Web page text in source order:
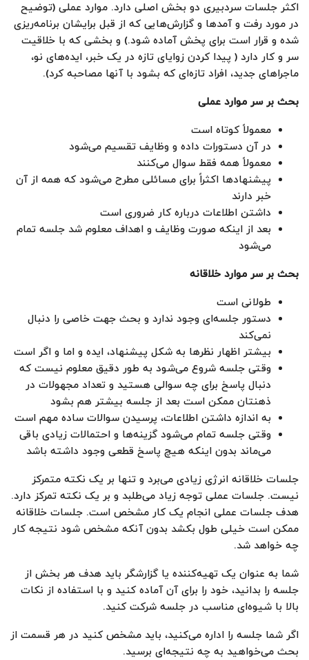
اکثر جلسات سردبیری دو بخش اصلی دارد. موارد عملی (توضیح
در مورد رفت و آمدها و گزارش‌هایی که از قبل برایشان برنامه‌ریزی
شده و قرار است برای پخش آماده شود.) و بخشی که با خلاقیت
سر و کار دارد ( پیدا کردن زوایای تازه در یک خبر، ایده‌های نو،
ماجراهای جدید، افراد تازه‌ای که بشود با آنها مصاحبه کرد).
بحث بر سر موارد عملی
معمولاً کوتاه است
در آن دستورات داده و وظایف تقسیم می‌شود
معمولاً همه فقط سوال می‌کنند
پیشنهادها اکثراً برای مسائلی مطرح می‌شود که همه از آن
خبر دارند
داشتن اطلاعات درباره کار ضروری است
بعد از اینکه صورت وظایف و اهداف معلوم شد جلسه تمام
می‌شود
بحث بر سر موارد خلاقانه
طولانی است
دستور جلسه‌ای وجود ندارد و بحث جهت خاصی را دنبال
نمی‌کند
بیشتر اظهار نظر‌ها به شکل پیشنهاد، ایده و اما و اگر است
وقتی جلسه شروع می‌شود به طور دقیق معلوم نیست که
دنبال پاسخ برای چه سوالی هستید و تعداد مجهولات در
ذهنتان ممکن است بعد از جلسه بیشتر هم بشود
به اندازه داشتن اطلاعات، پرسیدن سوالات ساده مهم است
وقتی جلسه تمام می‌شود گزینه‌ها و احتمالات زیادی باقی
می‌ماند بدون اینکه هیچ پاسخ قطعی وجود داشته باشد
جلسات خلاقانه انرژی زیادی می‌برد و تنها بر یک نکته متمرکز
نیست. جلسات عملی توجه زیاد می‌طلبد و بر یک نکته تمرکز دارد.
هدف جلسات عملی انجام یک کار مشخص است. جلسات خلاقانه
ممکن است خیلی طول بکشد بدون آنکه مشخص شود نتیجه کار
چه خواهد شد.
شما به عنوان یک تهیه‌کننده یا گزارشگر باید هدف هر بخش از
جلسه را بدانید، خود را برای آن آماده کنید و با استفاده از نکات
بالا با شیوه‌ای مناسب در جلسه شرکت کنید.
اگر شما جلسه را اداره می‌کنید، باید مشخص کنید در هر قسمت از
بحث می‌خواهید به چه نتیجه‌ای برسید.